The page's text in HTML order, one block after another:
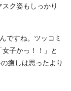
ク姿もしっかり
ですね。ツッコミ
子かっ！！」と
癒しは思ったより